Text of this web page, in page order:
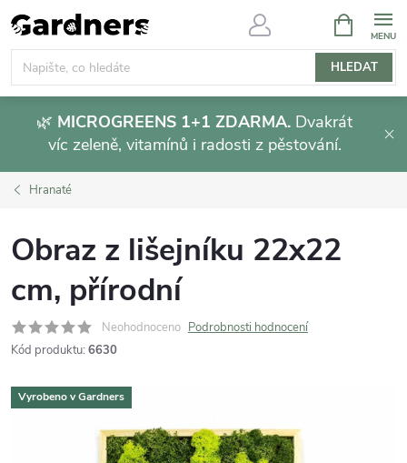
Přejít
na
obsah
HLEDAT
NÁKUPNÍ
KOŠÍK
🌿 MICROGREENS 1+1 ZDARMA. Dvakrát
víc zeleně, vitamínů i radosti z pěstování.
Hranaté
Obraz z lišejníku 22x22
cm, přírodní
Neohodnoceno Podrobnosti hodnocení
Kód produktu: 6630
Vyrobeno v Gardners